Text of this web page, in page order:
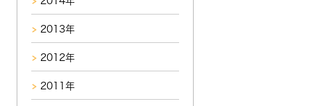
2013年
2012年
2011年